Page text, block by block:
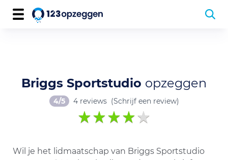
Briggs Sportstudio opzeggen
4/5 4 reviews (Schrijf een review)
Wil je het lidmaatschap van Briggs Sportstudio